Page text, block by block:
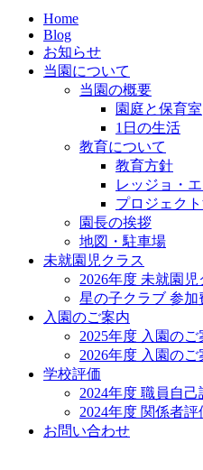
Home
Blog
お知らせ
当園について
当園の概要
園庭と保育室
1日の生活
教育について
教育方針
レッジョ・
プロジェク
園長の挨拶
地図・駐車場
未就園児クラス
2026年度 未就園児
星の子クラブ 参
入園のご案内
2025年度 入園のご
2026年度 入園のご
学校評価
2024年度 職員自己
2024年度 関係者評
お問い合わせ